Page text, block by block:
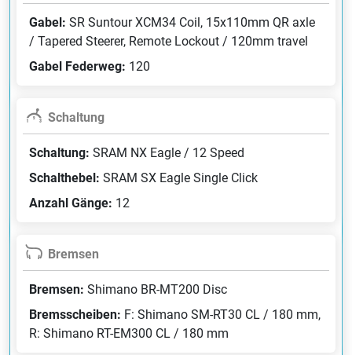
Gabel: SR Suntour XCM34 Coil, 15x110mm QR axle
/ Tapered Steerer, Remote Lockout / 120mm travel
Gabel Federweg: 120
Schaltung
Schaltung: SRAM NX Eagle / 12 Speed
Schalthebel: SRAM SX Eagle Single Click
Anzahl Gänge: 12
Bremsen
Bremsen: Shimano BR-MT200 Disc
Bremsscheiben: F: Shimano SM-RT30 CL / 180 mm,
R: Shimano RT-EM300 CL / 180 mm